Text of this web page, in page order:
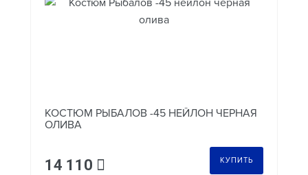
КОСТЮМ РЫБАЛОВ -45 НЕЙЛОН ЧЕРНАЯ
ОЛИВА
14 110 КУПИТЬ